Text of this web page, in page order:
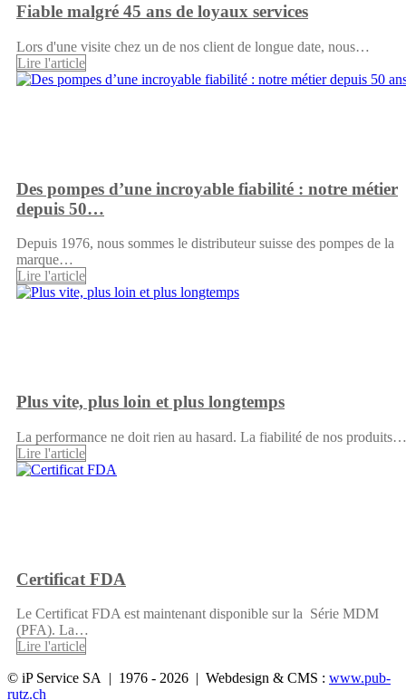
Fiable malgré 45 ans de loyaux services
Lors d'une visite chez un de nos client de longue date, nous…
Lire l'article
Des pompes d’une incroyable fiabilité : notre métier
depuis 50…
Depuis 1976, nous sommes le distributeur suisse des pompes de la
marque…
Lire l'article
Plus vite, plus loin et plus longtemps
La performance ne doit rien au hasard. La fiabilité de nos produits…
Lire l'article
Certificat FDA
Le Certificat FDA est maintenant disponible sur la Série MDM
(PFA). La…
Lire l'article
© iP Service SA | 1976 - 2026 | Webdesign & CMS : www.pub-
rutz.ch